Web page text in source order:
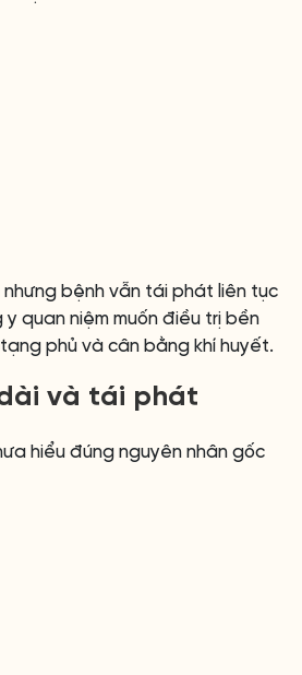
bệnh vẫn tái phát liên tục
quan niệm muốn điều trị bền
phủ và cân bằng khí huyết.
và tái phát
hiểu đúng nguyên nhân gốc